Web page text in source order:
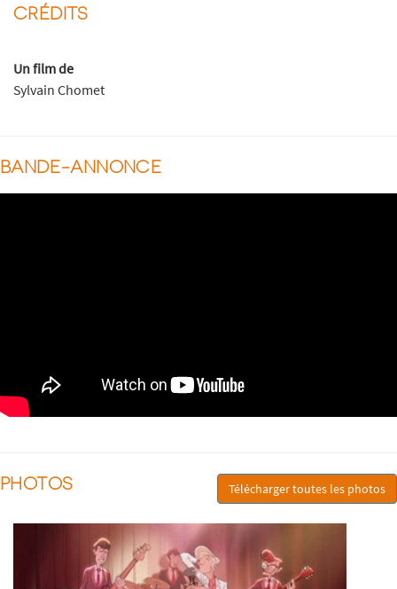
CRÉDITS
Un film de
Sylvain Chomet
BANDE-ANNONCE
PHOTOS Télécharger toutes les photos